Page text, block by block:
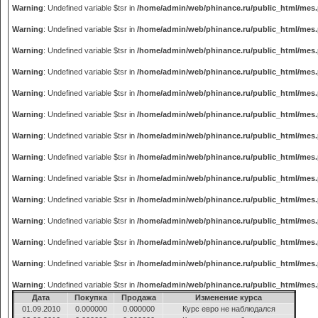
Warning: Undefined variable $tsr in /home/admin/web/phinance.ru/public_html/
Warning: Undefined variable $tsr in /home/admin/web/phinance.ru/public_html/
Warning: Undefined variable $tsr in /home/admin/web/phinance.ru/public_html/
Warning: Undefined variable $tsr in /home/admin/web/phinance.ru/public_html/
Warning: Undefined variable $tsr in /home/admin/web/phinance.ru/public_html/
Warning: Undefined variable $tsr in /home/admin/web/phinance.ru/public_html/
Warning: Undefined variable $tsr in /home/admin/web/phinance.ru/public_html/
Warning: Undefined variable $tsr in /home/admin/web/phinance.ru/public_html/
Warning: Undefined variable $tsr in /home/admin/web/phinance.ru/public_html/
Warning: Undefined variable $tsr in /home/admin/web/phinance.ru/public_html/
Warning: Undefined variable $tsr in /home/admin/web/phinance.ru/public_html/
Warning: Undefined variable $tsr in /home/admin/web/phinance.ru/public_html/
Warning: Undefined variable $tsr in /home/admin/web/phinance.ru/public_html/
Warning: Undefined variable $tsr in /home/admin/web/phinance.ru/public_html/
Дата
Покупка Продажа
Изменение курса
01.09.2010
0.000000 0.000000
Курс евро не наблюдался